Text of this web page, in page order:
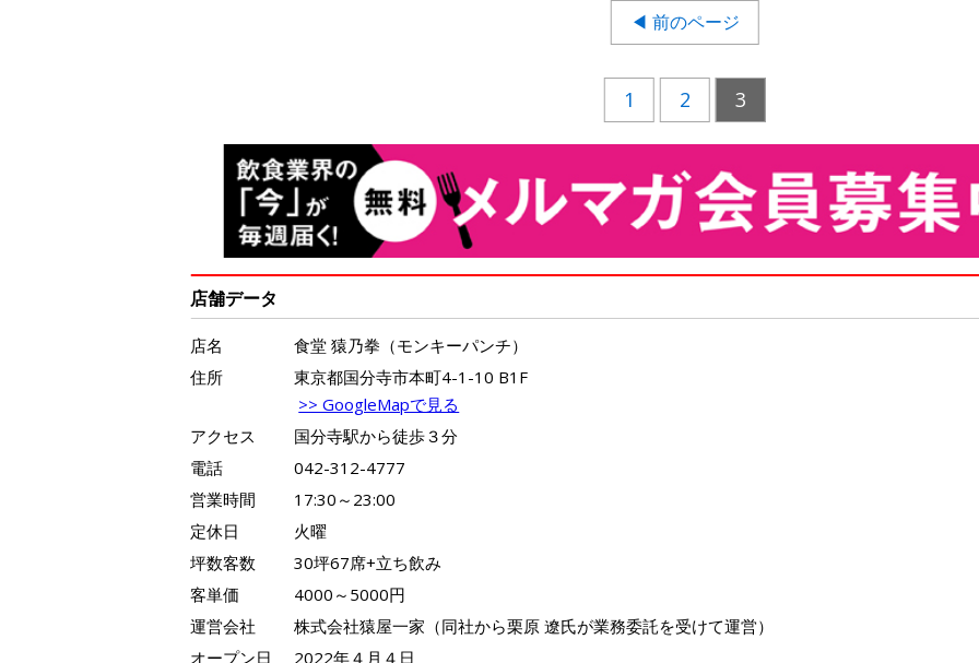
◀ 前のページ
1 2 3
店舗データ
店名
食堂 猿乃拳（モンキーパンチ）
住所
東京都国分寺市本町4-1-10 B1F
>> GoogleMapで見る
アクセス
国分寺駅から徒歩３分
電話
042-312-4777
営業時間
17:30～23:00
定休日
火曜
坪数客数
30坪67席+立ち飲み
客単価
4000～5000円
運営会社
株式会社猿屋一家（同社から栗原 遼氏が業務委託を受けて運営）
オープン日
2022年４月４日